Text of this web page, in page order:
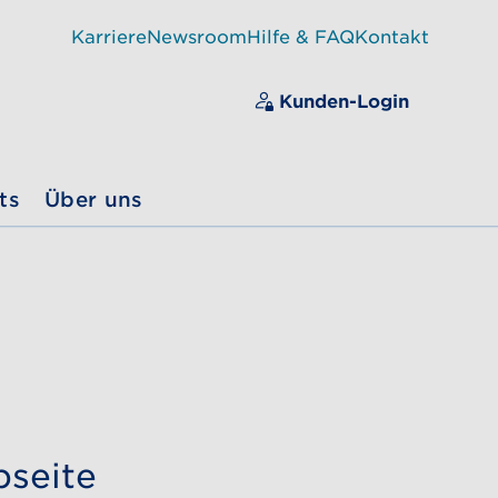
KarriereNewsroomHilfe & FAQKontakt
Kunden-Login
Über uns